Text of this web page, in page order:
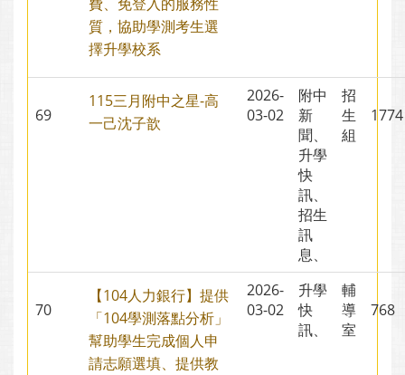
質，協助學測考生選
擇升學校系
69
115三月附中之星-高
一己沈子歆
2026-
03-02
附中
新
聞、
升學
快
訊、
招生
訊
息、
招
生
組
70
【104人力銀行】提供
「104學測落點分析」
幫助學生完成個人申
請志願選填、提供教
2026-
03-02
升學
快
訊、
輔
導
室